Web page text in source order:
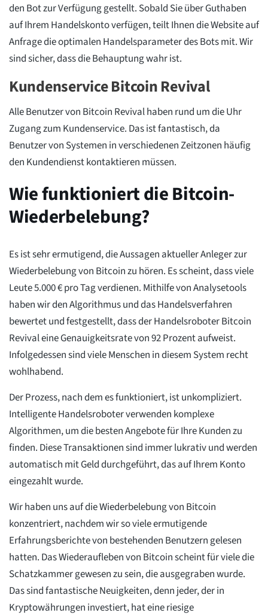
den Bot zur Verfügung gestellt. Sobald Sie über Guthaben
auf Ihrem Handelskonto verfügen, teilt Ihnen die Website auf
Anfrage die optimalen Handelsparameter des Bots mit. Wir
sind sicher, dass die Behauptung wahr ist.
Kundenservice Bitcoin Revival
Alle Benutzer von Bitcoin Revival haben rund um die Uhr
Zugang zum Kundenservice. Das ist fantastisch, da
Benutzer von Systemen in verschiedenen Zeitzonen häufig
den Kundendienst kontaktieren müssen.
Wie funktioniert die Bitcoin-
Wiederbelebung?
Es ist sehr ermutigend, die Aussagen aktueller Anleger zur
Wiederbelebung von Bitcoin zu hören. Es scheint, dass viele
Leute 5.000 € pro Tag verdienen. Mithilfe von Analysetools
haben wir den Algorithmus und das Handelsverfahren
bewertet und festgestellt, dass der Handelsroboter Bitcoin
Revival eine Genauigkeitsrate von 92 Prozent aufweist.
Infolgedessen sind viele Menschen in diesem System recht
wohlhabend.
Der Prozess, nach dem es funktioniert, ist unkompliziert.
Intelligente Handelsroboter verwenden komplexe
Algorithmen, um die besten Angebote für Ihre Kunden zu
finden. Diese Transaktionen sind immer lukrativ und werden
automatisch mit Geld durchgeführt, das auf Ihrem Konto
eingezahlt wurde.
Wir haben uns auf die Wiederbelebung von Bitcoin
konzentriert, nachdem wir so viele ermutigende
Erfahrungsberichte von bestehenden Benutzern gelesen
hatten. Das Wiederaufleben von Bitcoin scheint für viele die
Schatzkammer gewesen zu sein, die ausgegraben wurde.
Das sind fantastische Neuigkeiten, denn jeder, der in
Kryptowährungen investiert, hat eine riesige